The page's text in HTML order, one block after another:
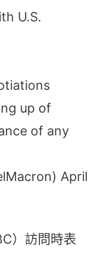
U.S.
up of
of any
April
）訪問時表